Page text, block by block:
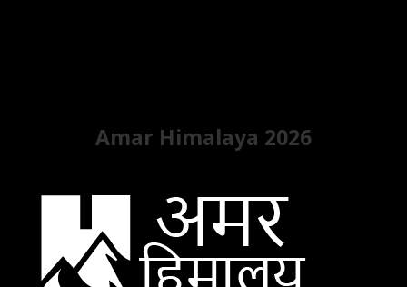
Amar Himalaya 2026